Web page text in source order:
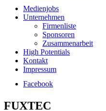
Medienjobs
Unternehmen
Firmenliste
Sponsoren
Zusammenarbeit
High Potentials
Kontakt
Impressum
Facebook
FUXTEC